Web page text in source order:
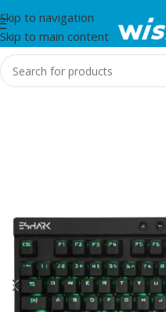
Skip to navigation
Skip to main content
Home/IT